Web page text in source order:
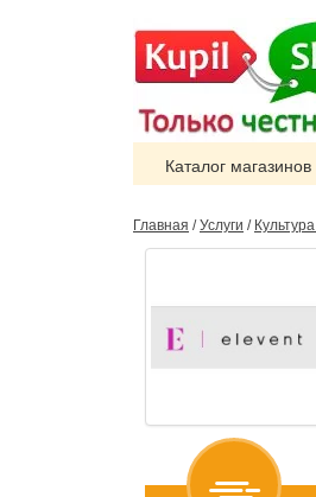
Каталог магазинов
Главная /Услуги /